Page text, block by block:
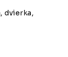
dvierka,